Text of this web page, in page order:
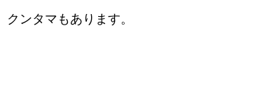
クンタマもあります。